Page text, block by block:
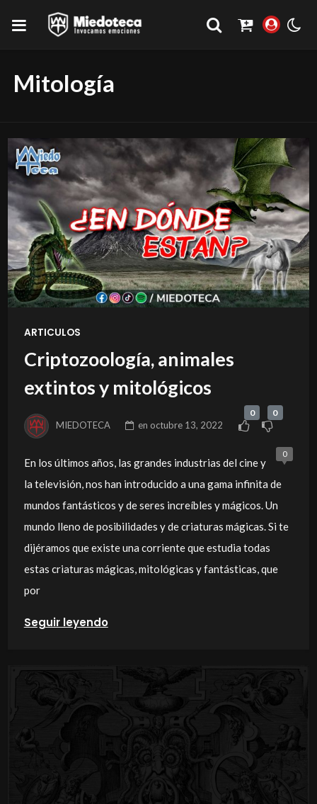
Mitología
ARTICULOS
Criptozoología, animales
extintos y mitológicos
MIEDOTECA en octubre 13, 2022
0 0
0
En los últimos años, las grandes industrias del cine y
la televisión, nos han introducido a una gama infinita de
mundos fantásticos y de seres increíbles y mágicos. Un
mundo lleno de posibilidades y de criaturas mágicas. Si te
dijéramos que existe una corriente que estudia todas
estas criaturas mágicas, mitológicas y fantásticas, que
por
Seguir leyendo